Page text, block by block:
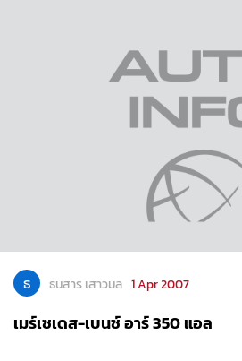
ธ ธนสาร เสาวมล 1 Apr 2007
เมร์เซเดส-เบนซ์ อาร์ 350 แอล